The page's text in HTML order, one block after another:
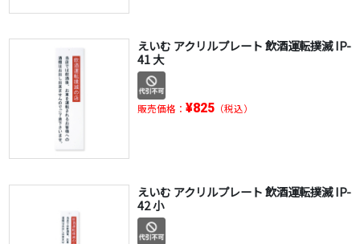
えいむ アクリルプレート 飲酒運転撲滅 IP-
41 大
販売価格： ¥825（税込）
えいむ アクリルプレート 飲酒運転撲滅 IP-
42 小